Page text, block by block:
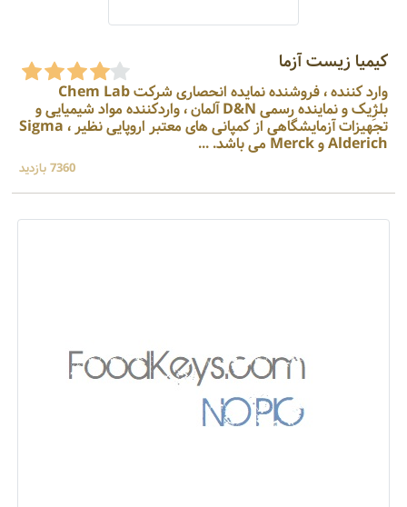
کیمیا زیست آزما
وارد کننده ، فروشنده نمایده انحصاری شرکت Chem Lab
بلژِیک و نماینده رسمی D&N آلمان ، واردکننده مواد شیمیایی و
تجهیزات آزمایشگاهی از کمپانی های معتبر اروپایی نظیر Sigma ،
Alderich و Merck می باشد. ...
7360 بازدید